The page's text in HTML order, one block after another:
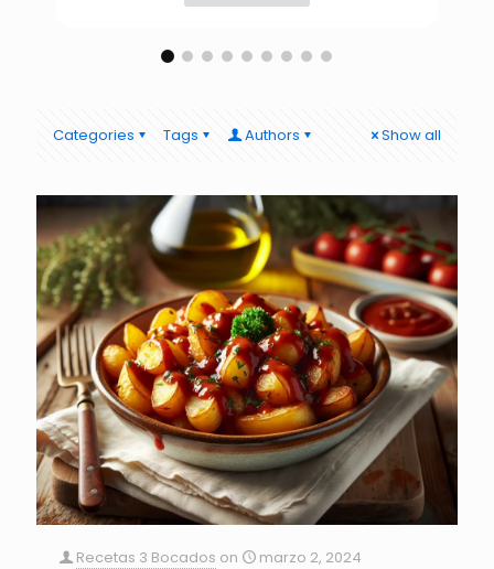
Categories Tags Authors Show all
Recetas 3 Bocados on
marzo 2, 2024